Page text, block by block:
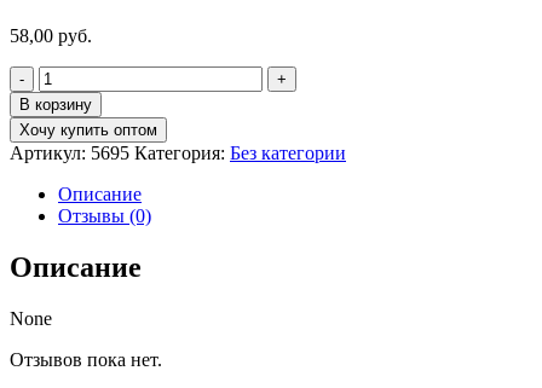
58,00 руб.
Количество
товара
Чипсы
Хруст.картофель
в
ломтиках
70г/20
Бекон
В корзину
Хочу купить оптом
Артикул: 5695 Категория: Без категории
Описание
Отзывы (0)
Описание
None
Отзывов пока нет.